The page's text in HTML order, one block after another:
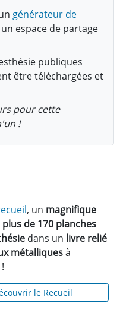
générateur de
espace de partage
publiques
être téléchargées et
pour cette
!
, un magnifique
de 170 planches
dans un livre relié
métalliquesà
le Recueil